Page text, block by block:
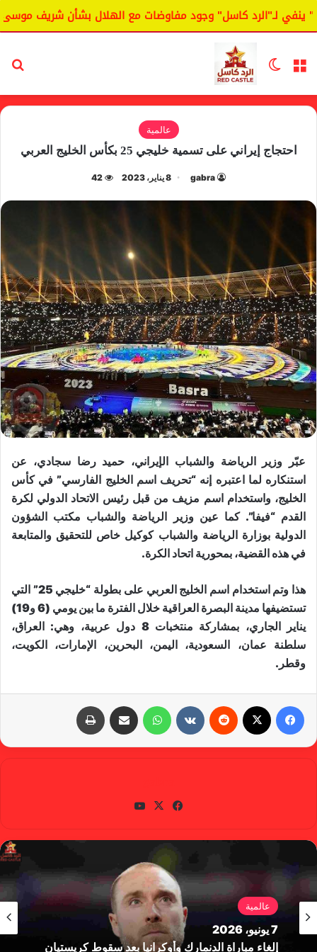
لـ"الرد كاسل" وجود مفاوضات مع الهلال بشأن شريف موسى.
القائمة الوضع المظلم
عالمية
احتجاج إيراني على تسمية خليجي 25 بكأس الخليج العربي
gabra 8 يناير، 2023 42
عبّر وزير الرياضة والشباب ال​إيران​ي، ​حميد رضا سجادي​، عن
استنكاره لما اعتبره إنه “تحريف اسم الخليج الفارسي” في كأس
الخليج، واستخدام اسم مزيف من قبل رئيس الاتحاد الدولي لكرة
القدم “فيفا”. كما عين وزير الرياضة والشباب مكتب الشؤون
الدولية بوزارة الرياضة والشباب كوكيل خاص للتحقيق والمتابعة
في هذه القضية، بمحورية اتحاد الكرة.
هذا وتم استخدام اسم الخليج العربي على بطولة “​خليجي 25​” التي
تستضيفها مدينة البصرة العراقية خلال الفترة ما بين يومي (6 و19)
يناير الجاري، بمشاركة منتخبات 8 دول عربية، وهي: العراق،
سلطنة عمان، السعودية، اليمن، البحرين، الإمارات، الكويت،
وقطر.
واتساب
في
وك
X
عالمية
7 يونيو، 2026
إلغاء مباراة الدنمارك وأوكرانيا بعد سقوط كريستيان